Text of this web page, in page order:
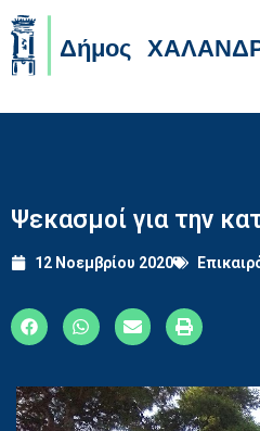
Ψεκασμοί για την
12 Νοεμβρίου 2020